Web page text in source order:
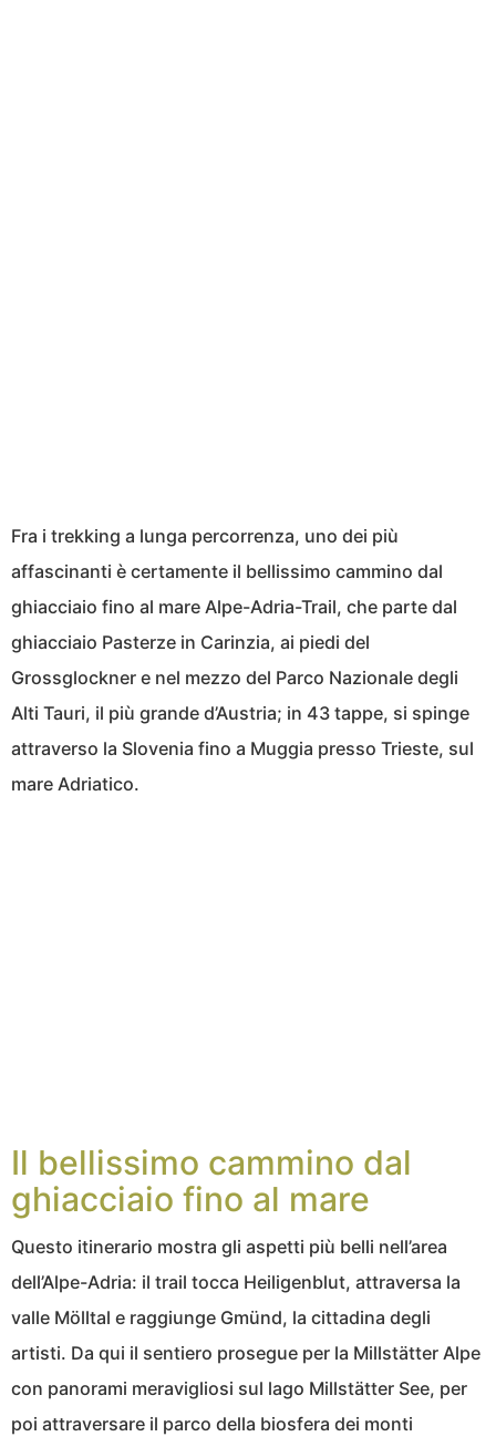
Fra i trekking a lunga percorrenza, uno dei più
affascinanti è certamente il bellissimo cammino dal
ghiacciaio fino al mare Alpe-Adria-Trail, che parte dal
ghiacciaio Pasterze in Carinzia, ai piedi del
Grossglockner e nel mezzo del Parco Nazionale degli
Alti Tauri, il più grande d’Austria; in 43 tappe, si spinge
attraverso la Slovenia fino a Muggia presso Trieste, sul
mare Adriatico.
Il bellissimo cammino dal
ghiacciaio fino al mare
Questo itinerario mostra gli aspetti più belli nell’area
dell’Alpe-Adria: il trail tocca Heiligenblut, attraversa la
valle Mölltal e raggiunge Gmünd, la cittadina degli
artisti. Da qui il sentiero prosegue per la Millstätter Alpe
con panorami meravigliosi sul lago Millstätter See, per
poi attraversare il parco della biosfera dei monti